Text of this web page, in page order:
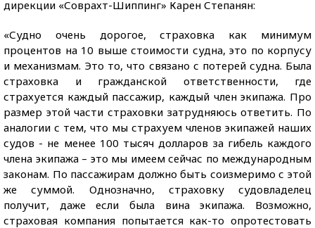
дирекции «Соврахт-Шиппинг» Карен Степанян:
«Судно очень дорогое, страховка как минимум
процентов на 10 выше стоимости судна, это по корпусу
и механизмам. Это то, что связано с потерей судна. Была
страховка и гражданской ответственности, где
страхуется каждый пассажир, каждый член экипажа. Про
размер этой части страховки затрудняюсь ответить. По
аналогии с тем, что мы страхуем членов экипажей наших
судов - не менее 100 тысяч долларов за гибель каждого
члена экипажа – это мы имеем сейчас по международным
законам. По пассажирам должно быть соизмеримо с этой
же суммой. Однозначно, страховку судовладелец
получит, даже если была вина экипажа. Возможно,
страховая компания попытается как-то опротестовать